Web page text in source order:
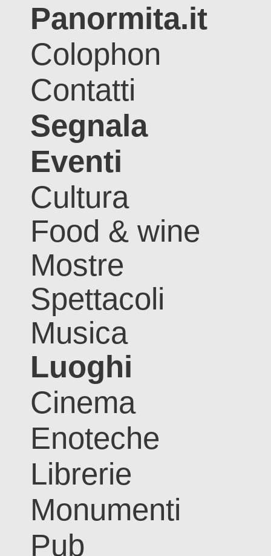
Panormita.it
Colophon
Contatti
Segnala
Eventi
Cultura
Food & wine
Mostre
Spettacoli
Musica
Luoghi
Cinema
Enoteche
Librerie
Monumenti
Pub